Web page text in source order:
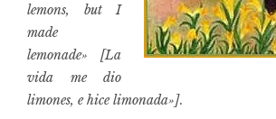
lemons, but I
made
lemonade» [La
vida me dio
limones, e hice limonada»].